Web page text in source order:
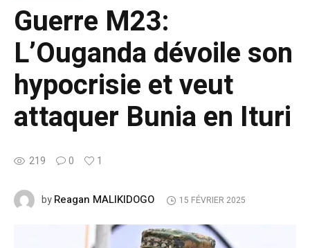
Guerre M23:
L’Ouganda dévoile son
hypocrisie et veut
attaquer Bunia en Ituri
219 0 1
byReagan MALIKIDOGO 15 FÉVRIER 2025